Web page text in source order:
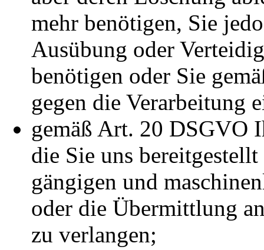
mehr benötigen, Sie
Ausübung oder
benötigen oder Sie
gegen die Verarbeitung
gemäß Art. 20 DSGVO
die Sie uns
gängigen und
oder die Übermittlung
zu verlangen;